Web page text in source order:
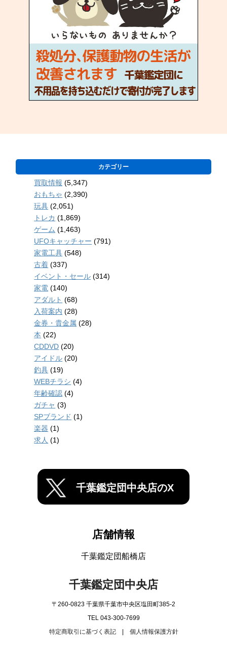
カテゴリー
買取情報 (5,347)
おもちゃ (2,390)
玩具 (2,051)
トレカ (1,869)
ゲーム (1,463)
UFOキャッチャー (791)
家電工具 (548)
古着 (337)
イベント・セール (314)
家電 (140)
アダルト (68)
入荷案内 (28)
金券・貴金属 (28)
本 (22)
CDDVD (20)
アイドル (20)
釣具 (19)
WEBチラシ (4)
年齢確認 (4)
ガチャ (3)
SPブランド (1)
楽器 (1)
求人 (1)
千葉鑑定団中央店のX
店舗情報
千葉鑑定団船橋店
千葉鑑定団中央店
〒260-0823 千葉県千葉市中央区塩田町385-2
TEL 043-300-7699
特定商取引に基づく表記| 個人情報保護方針